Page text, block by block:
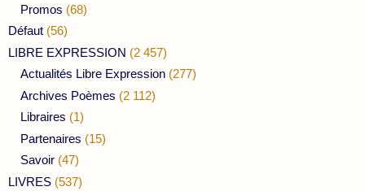
Promos (68)
Défaut (56)
LIBRE EXPRESSION (2 457)
Actualités Libre Expression (277)
Archives Poèmes (2 112)
Libraires (1)
Partenaires (15)
Savoir (47)
LIVRES (537)